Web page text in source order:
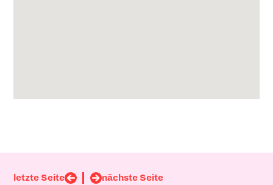
letzte Seite nächste Seite